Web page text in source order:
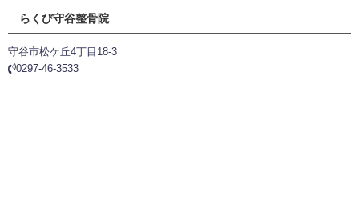
らくび守谷整骨院
守谷市松ケ丘4丁目18-3
0297-46-3533